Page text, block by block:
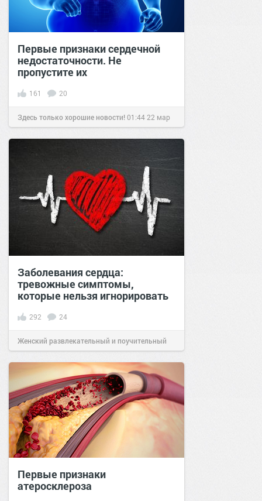
Первые признаки сердечной
недостаточности. Не
пропустите их
161 20
Здесь только хорошие новости!01:4422 мар
2021
Заболевания сердца:
тревожные симптомы,
которые нельзя игнорировать
292 24
Женский развлекательный и поучительный
сайт.20:2120 окт 2020
Первые признаки
атеросклероза